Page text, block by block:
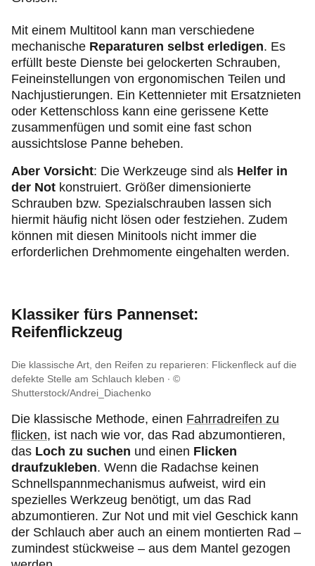
Mit einem Multitool kann man verschiedene
mechanische Reparaturen selbst erledigen. Es
erfüllt beste Dienste bei gelockerten Schrauben,
Feineinstellungen von ergonomischen Teilen und
Nachjustierungen. Ein Kettennieter mit Ersatznieten
oder Kettenschloss kann eine gerissene Kette
zusammenfügen und somit eine fast schon
aussichtslose Panne beheben.
Aber Vorsicht: Die Werkzeuge sind als Helfer in
der Not konstruiert. Größer dimensionierte
Schrauben bzw. Spezialschrauben lassen sich
hiermit häufig nicht lösen oder festziehen. Zudem
können mit diesen Minitools nicht immer die
erforderlichen Drehmomente eingehalten werden.
Klassiker fürs Pannenset:
Reifenflickzeug
Die klassische Art, den Reifen zu reparieren: Flickenfleck auf die
defekte Stelle am Schlauch kleben
©
Shutterstock/Andrei_Diachenko
Die klassische Methode, einen Fahrradreifen zu
flicken, ist nach wie vor, das Rad abzumontieren,
das Loch zu suchen und einen Flicken
draufzukleben. Wenn die Radachse keinen
Schnellspannmechanismus aufweist, wird ein
spezielles Werkzeug benötigt, um das Rad
abzumontieren. Zur Not und mit viel Geschick kann
der Schlauch aber auch an einem montierten Rad –
zumindest stückweise – aus dem Mantel gezogen